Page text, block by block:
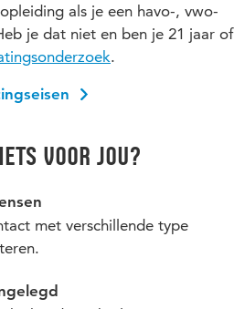
als je een havo-, vwo-
je dat niet en ben je 21 jaar of
.
voor jou?
met verschillende type